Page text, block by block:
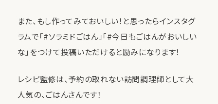
また、もし作ってみておいしい！と思ったらインスタグ
ラムで「#ソラミドごはん」「#今日もごはんがおいしい
な」をつけて投稿いただけると励みになります！
レシピ監修は、予約の取れない訪問調理師として大
人気の、ごはんさんです！